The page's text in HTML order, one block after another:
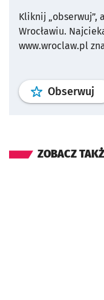
Kliknij „obserwuj”,
Wrocławiu.
www.wroclaw.pl
Obserwuj
ZOBACZ